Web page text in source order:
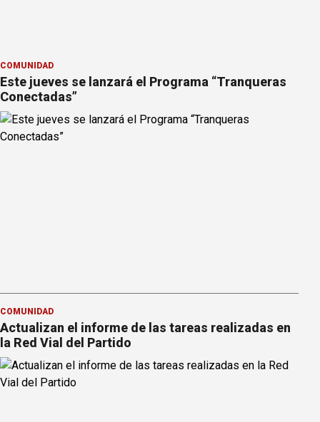
COMUNIDAD
Este jueves se lanzará el Programa “Tranqueras
Conectadas”
COMUNIDAD
Actualizan el informe de las tareas realizadas en
la Red Vial del Partido